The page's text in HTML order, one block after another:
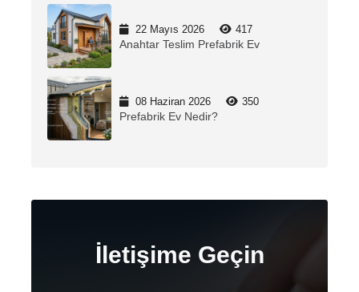
22 Mayıs 2026 417
Anahtar Teslim Prefabrik Ev
08 Haziran 2026 350
Prefabrik Ev Nedir?
İletişime Geçin